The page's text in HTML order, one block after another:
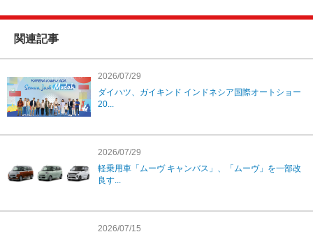
関連記事
2026/07/29
ダイハツ、ガイキンド インドネシア国際オートショー
20...
2026/07/29
軽乗用車「ムーヴ キャンバス」、「ムーヴ」を一部改
良す...
2026/07/15